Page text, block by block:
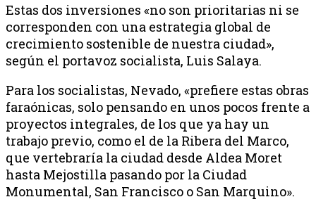
Estas dos inversiones «no son prioritarias ni se
corresponden con una estrategia global de
crecimiento sostenible de nuestra ciudad»,
según el portavoz socialista, Luis Salaya.
Para los socialistas, Nevado, «prefiere estas obras
faraónicas, solo pensando en unos pocos frente a
proyectos integrales, de los que ya hay un
trabajo previo, como el de la Ribera del Marco,
que vertebraría la ciudad desde Aldea Moret
hasta Mejostilla pasando por la Ciudad
Monumental, San Francisco o San Marquino».